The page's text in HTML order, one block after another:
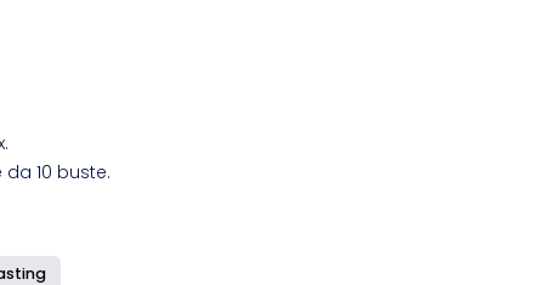
10 buste.